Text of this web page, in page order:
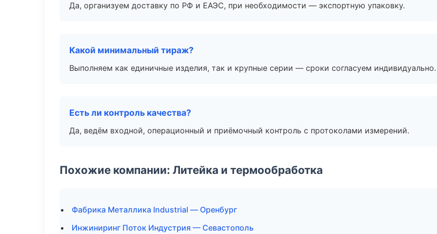
Да, организуем доставку по РФ и ЕАЭС, при необходимости — экспортную упаковку.
Какой минимальный тираж?
Выполняем как единичные изделия, так и крупные серии — сроки согласуем индивидуально.
Есть ли контроль качества?
Да, ведём входной, операционный и приёмочный контроль с протоколами измерений.
Похожие компании: Литейка и термообработка
Фабрика Металлика Industrial — Оренбург
Инжиниринг Поток Индустрия — Севастополь